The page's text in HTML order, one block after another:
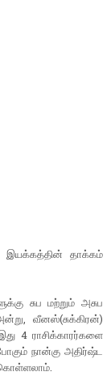
இயக்கத்தின் தாக்கம்
சுப மற்றும் அசுப
வீனஸ்(சுக்கிரன்)
இது 4 ராசிக்காரர்களை
நான்கு அதிர்ஷ்ட
கொள்ளலாம்.